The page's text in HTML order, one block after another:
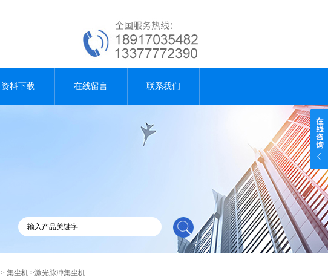
资料下载 在线留言 联系我们
> 集尘机 >激光脉冲集尘机